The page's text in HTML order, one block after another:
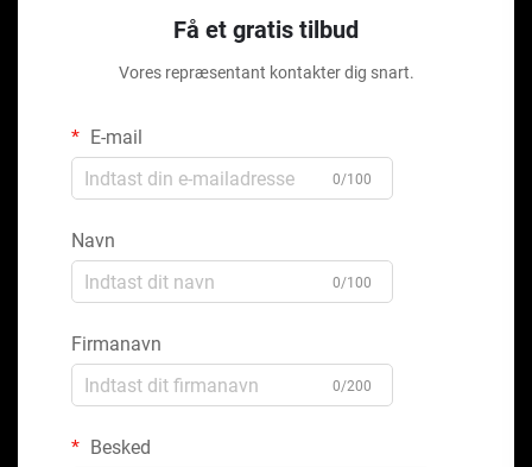
Få et gratis tilbud
Vores repræsentant kontakter dig snart.
E-mail
0/100
Navn
0/100
Firmanavn
0/200
Besked